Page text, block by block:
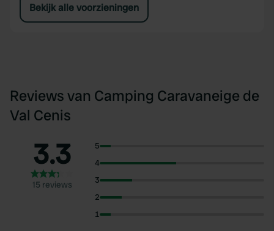
Bekijk alle voorzieningen
Reviews van Camping Caravaneige de
Val Cenis
3.3
15 reviews
5
4
3
2
1